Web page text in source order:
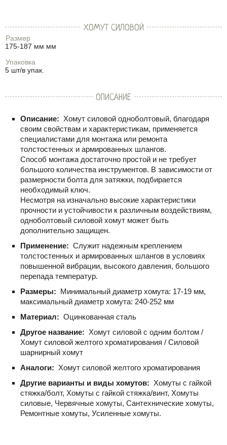
ХОМУТ СИЛОВОЙ
Размер
175-187 мм мм
Упаковка
5 шт/в упак.
ОПИСАНИЕ
Описание: Хомут силовой одноболтовый, благодаря
своим свойствам и характеристикам, применяется
специалистами для монтажа или ремонта
толстостенных и армированных шлангов.
Способ монтажа достаточно простой и не требует
большого количества инструментов. В зависимости от
размерности болта для затяжки, подбирается
необходимый ключ.
Несмотря на изначально высокие характеристики
прочности и устойчивости к различным воздействиям,
одноболтовый силовой хомут может быть
дополнительно защищен.
Применение: Служит надежным креплением
толстостенных и армированных шлангов в условиях
повышенной вибрации, высокого давления, большого
перепада температур.
Размеры: Минимальный диаметр хомута: 17-19 мм,
максимальный диаметр хомута: 240-252 мм
Материал: Оцинкованная сталь
Другое название: Хомут силовой с одним болтом /
Хомут силовой желтого хроматирования / Силовой
шарнирный хомут
Аналоги: Хомут силовой желтого хроматирования
Другие варианты и виды хомутов: Хомуты с гайкой
стяжка/болт, Хомуты с гайкой стяжка/винт, Хомуты
силовые, Червячные хомуты, Сантехнические хомуты,
Ремонтные хомуты, Усиленные хомуты.